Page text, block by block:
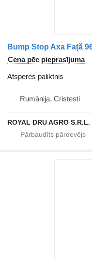
Cena pēc pieprasījuma
Atsperes paliktnis
Rumānija, Cristesti
ROYAL DRU AGRO S.R.L.